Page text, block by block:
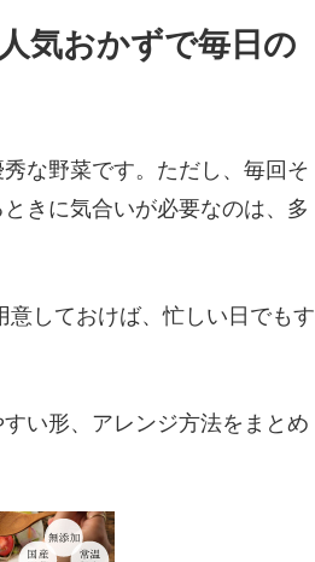
気おかずで毎日の
な野菜です。ただし、毎回そ
きに気合いが必要なのは、多
意しておけば、忙しい日でもす
い形、アレンジ方法をまとめ